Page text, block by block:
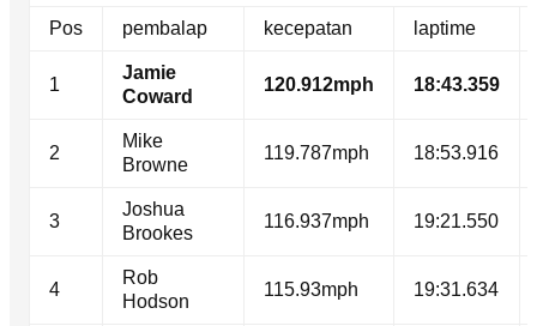
Pos pembalap kecepatan laptime
1
Jamie
Coward
120.912mph 18:43.359
2
Mike
Browne
119.787mph 18:53.916
3
Joshua
Brookes
116.937mph 19:21.550
4
Rob
Hodson
115.93mph 19:31.634